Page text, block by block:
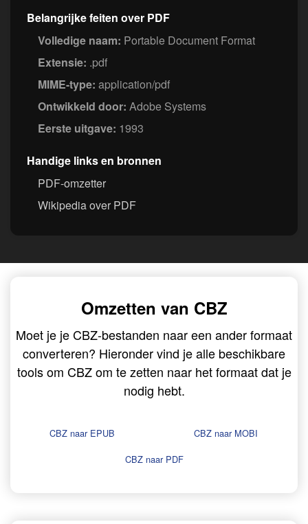
Belangrijke feiten over PDF
Volledige naam: Portable Document Format
Extensie: .pdf
MIME-type: application/pdf
Ontwikkeld door: Adobe Systems
Eerste uitgave: 1993
Handige links en bronnen
PDF-omzetter
Wikipedia over PDF
Omzetten van CBZ
Moet je je CBZ-bestanden naar een ander formaat
converteren? Hieronder vind je alle beschikbare
tools om CBZ om te zetten naar het formaat dat je
nodig hebt.
CBZ naar EPUB
CBZ naar MOBI
CBZ naar PDF